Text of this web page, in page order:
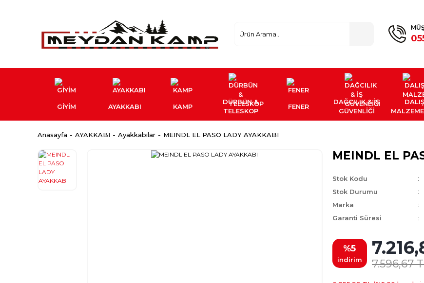
GİYİM AYAKKABI KAMP
DÜRBÜN &
TELESKOP
FENER
DAĞCILIK & İŞ
GÜVENLİĞİ
DALIŞ
Anasayfa AYAKKABI Ayakkabılar MEINDL EL PASO LADY AYAKKABI
MEINDL EL
Stok Kodu
Stok Durumu
Marka
Garanti Süresi
%5
indirim 7.596,67